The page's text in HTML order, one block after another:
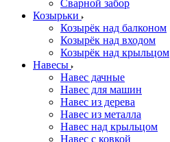
Сварной забор
Козырьки
Козырёк над балконом
Козырёк над входом
Козырёк над крыльцом
Навесы
Навес дачные
Навес для машин
Навес из дерева
Навес из металла
Навес над крыльцом
Навес с ковкой